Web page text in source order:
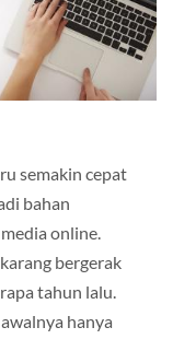
semakin cepat
bahan
online.
bergerak
tahun lalu.
hanya